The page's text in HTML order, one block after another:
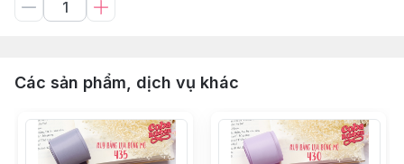
Các sản phẩm, dịch vụ khác